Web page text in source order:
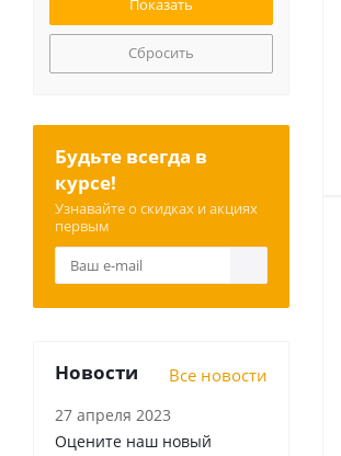
Сбросить
Будьте всегда в
курсе!
Узнавайте о скидках и акциях
первым
Новости Все новости
27 апреля 2023
Оцените наш новый